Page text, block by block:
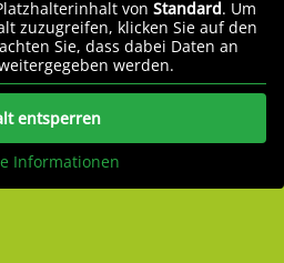
von Standard. Um
zuzugreifen, klicken Sie auf den
Sie, dass dabei Daten an
werden.
entsperren
Informationen